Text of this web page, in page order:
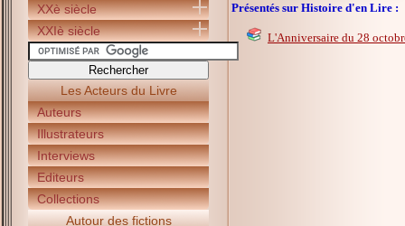
XXè siècle
XXIè siècle
Les Acteurs du Livre
Auteurs
Illustrateurs
Interviews
Editeurs
Collections
Autour des fictions
Présentés sur Histoire d'en Lire :
L'Anniversaire du 28